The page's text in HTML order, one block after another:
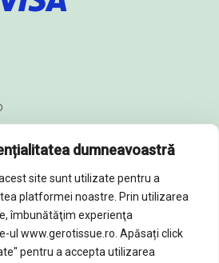
dumneavoastră
site sunt utilizate pentru a
platformei noastre. Prin utilizarea
îmbunătăţim experienţa
ul www.gerotissue.ro. Apăsați click
pentru a accepta utilizarea
Păulești,